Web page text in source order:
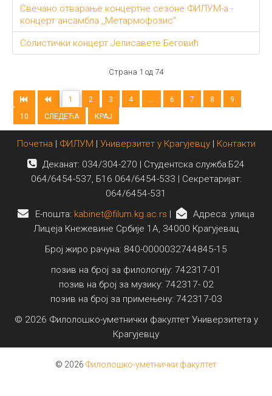
Свечано отварање концертне сезоне ФИЛУМ-а -
концерт ансамбла ,,Метармофозис"
Солистички концерт Јелисавете Беговић
Страна 1 од 74
1 2 3 4 ... 6 7 8
9
10
СЛЕДЕЋА КРАЈ
Почетна | ФИЛУМ | Универзитет у Крагујевцу| Контакти
Деканат: 034/304-270 | Студентска служба:Б24
064/6454-537, Б16 064/6454-533 | Секретаријат:
064/6454-531
E-пошта: kabinet@filum.kg.ac.rs |
Адреса: улица
Лицеја Кнежевине Србије 1А, 34000 Крагујевац
Број жиро рачуна: 840-0000032744845-15
позив на број за филологију: 742317-01
позив на број за музику: 742317- 02
позив на број за примењену: 742317-03
© 2026 Филолошко-уметнички факултет Универзитета у
Крагујевцу
© 2026 Филолошко-уметнички факултет